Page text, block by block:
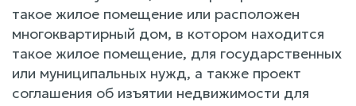
такое жилое помещение или расположен
многоквартирный дом, в котором находится
такое жилое помещение, для государственных
или муниципальных нужд, а также проект
соглашения об изъятии недвижимости для